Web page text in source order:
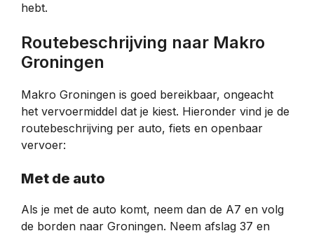
hebt.
Routebeschrijving naar Makro
Groningen
Makro Groningen is goed bereikbaar, ongeacht
het vervoermiddel dat je kiest. Hieronder vind je de
routebeschrijving per auto, fiets en openbaar
vervoer:
Met de auto
Als je met de auto komt, neem dan de A7 en volg
de borden naar Groningen. Neem afslag 37 en